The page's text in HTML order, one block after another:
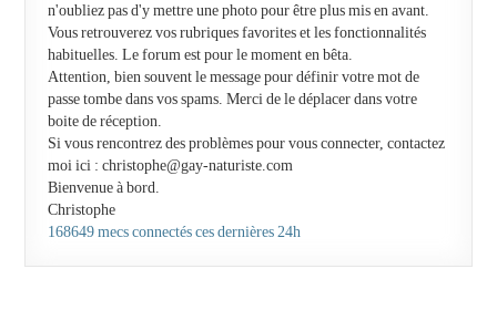
n'oubliez pas d'y mettre une photo pour être plus mis en avant.
Vous retrouverez vos rubriques favorites et les fonctionnalités
habituelles. Le forum est pour le moment en bêta.
Attention, bien souvent le message pour définir votre mot de
passe tombe dans vos spams. Merci de le déplacer dans votre
boite de réception.
Si vous rencontrez des problèmes pour vous connecter, contactez
moi ici : christophe@gay-naturiste.com
Bienvenue à bord.
Christophe
168649 mecs connectés ces dernières 24h